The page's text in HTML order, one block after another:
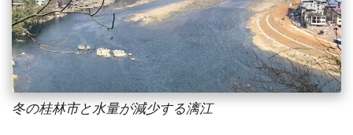
冬の桂林市と水量が減少する漓江